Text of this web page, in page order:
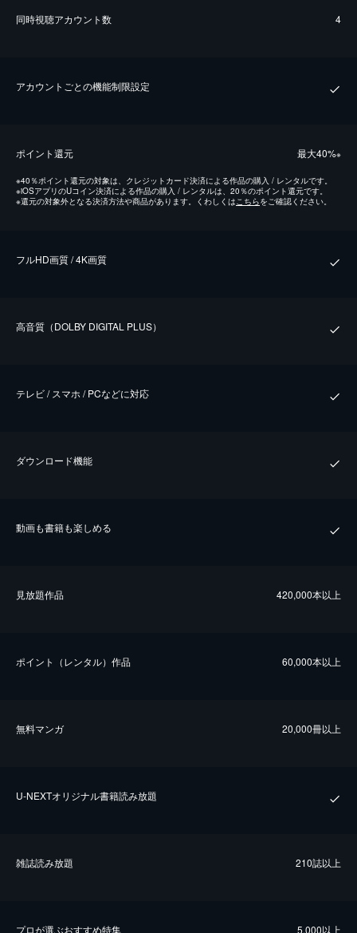
同時視聴アカウント数 4
アカウントごとの機能制限設定
ポイント還元 最⼤40%※
※40％ポイント還元の対象は、クレジットカード決済による作品の購入 / レンタルです。
※iOSアプリのUコイン決済による作品の購入 / レンタルは、20％のポイント還元です。
※還元の対象外となる決済方法や商品があります。くわしくはこちらをご確認ください。
フルHD画質 / 4K画質
⾼⾳質（DOLBY DIGITAL PLUS）
テレビ / スマホ / PCなどに対応
ダウンロード機能
動画も書籍も楽しめる
⾒放題作品 420,000本以上
ポイント（レンタル）作品 60,000本以上
無料マンガ 20,000冊以上
U-NEXTオリジナル書籍読み放題
雑誌読み放題 210誌以上
プロが選ぶおすすめ特集 5,000以上